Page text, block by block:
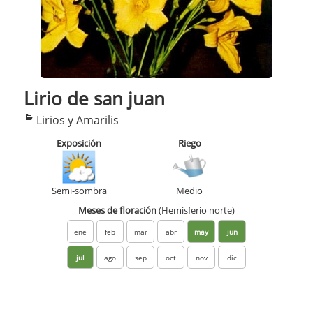
Lirio de san juan
Categorías
Lirios y Amarilis
Exposición
Semi-sombra
Riego
Medio
Meses de floración(Hemisferio norte)
ene feb mar abr may jun
jul ago sep oct nov dic